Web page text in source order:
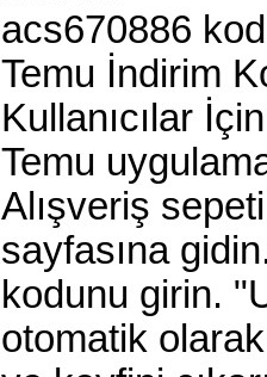
acs670886
Temu İndirim
Kullanıcılar
Temu
Alışveriş
sayfasına
kodunu girin.
otomatik